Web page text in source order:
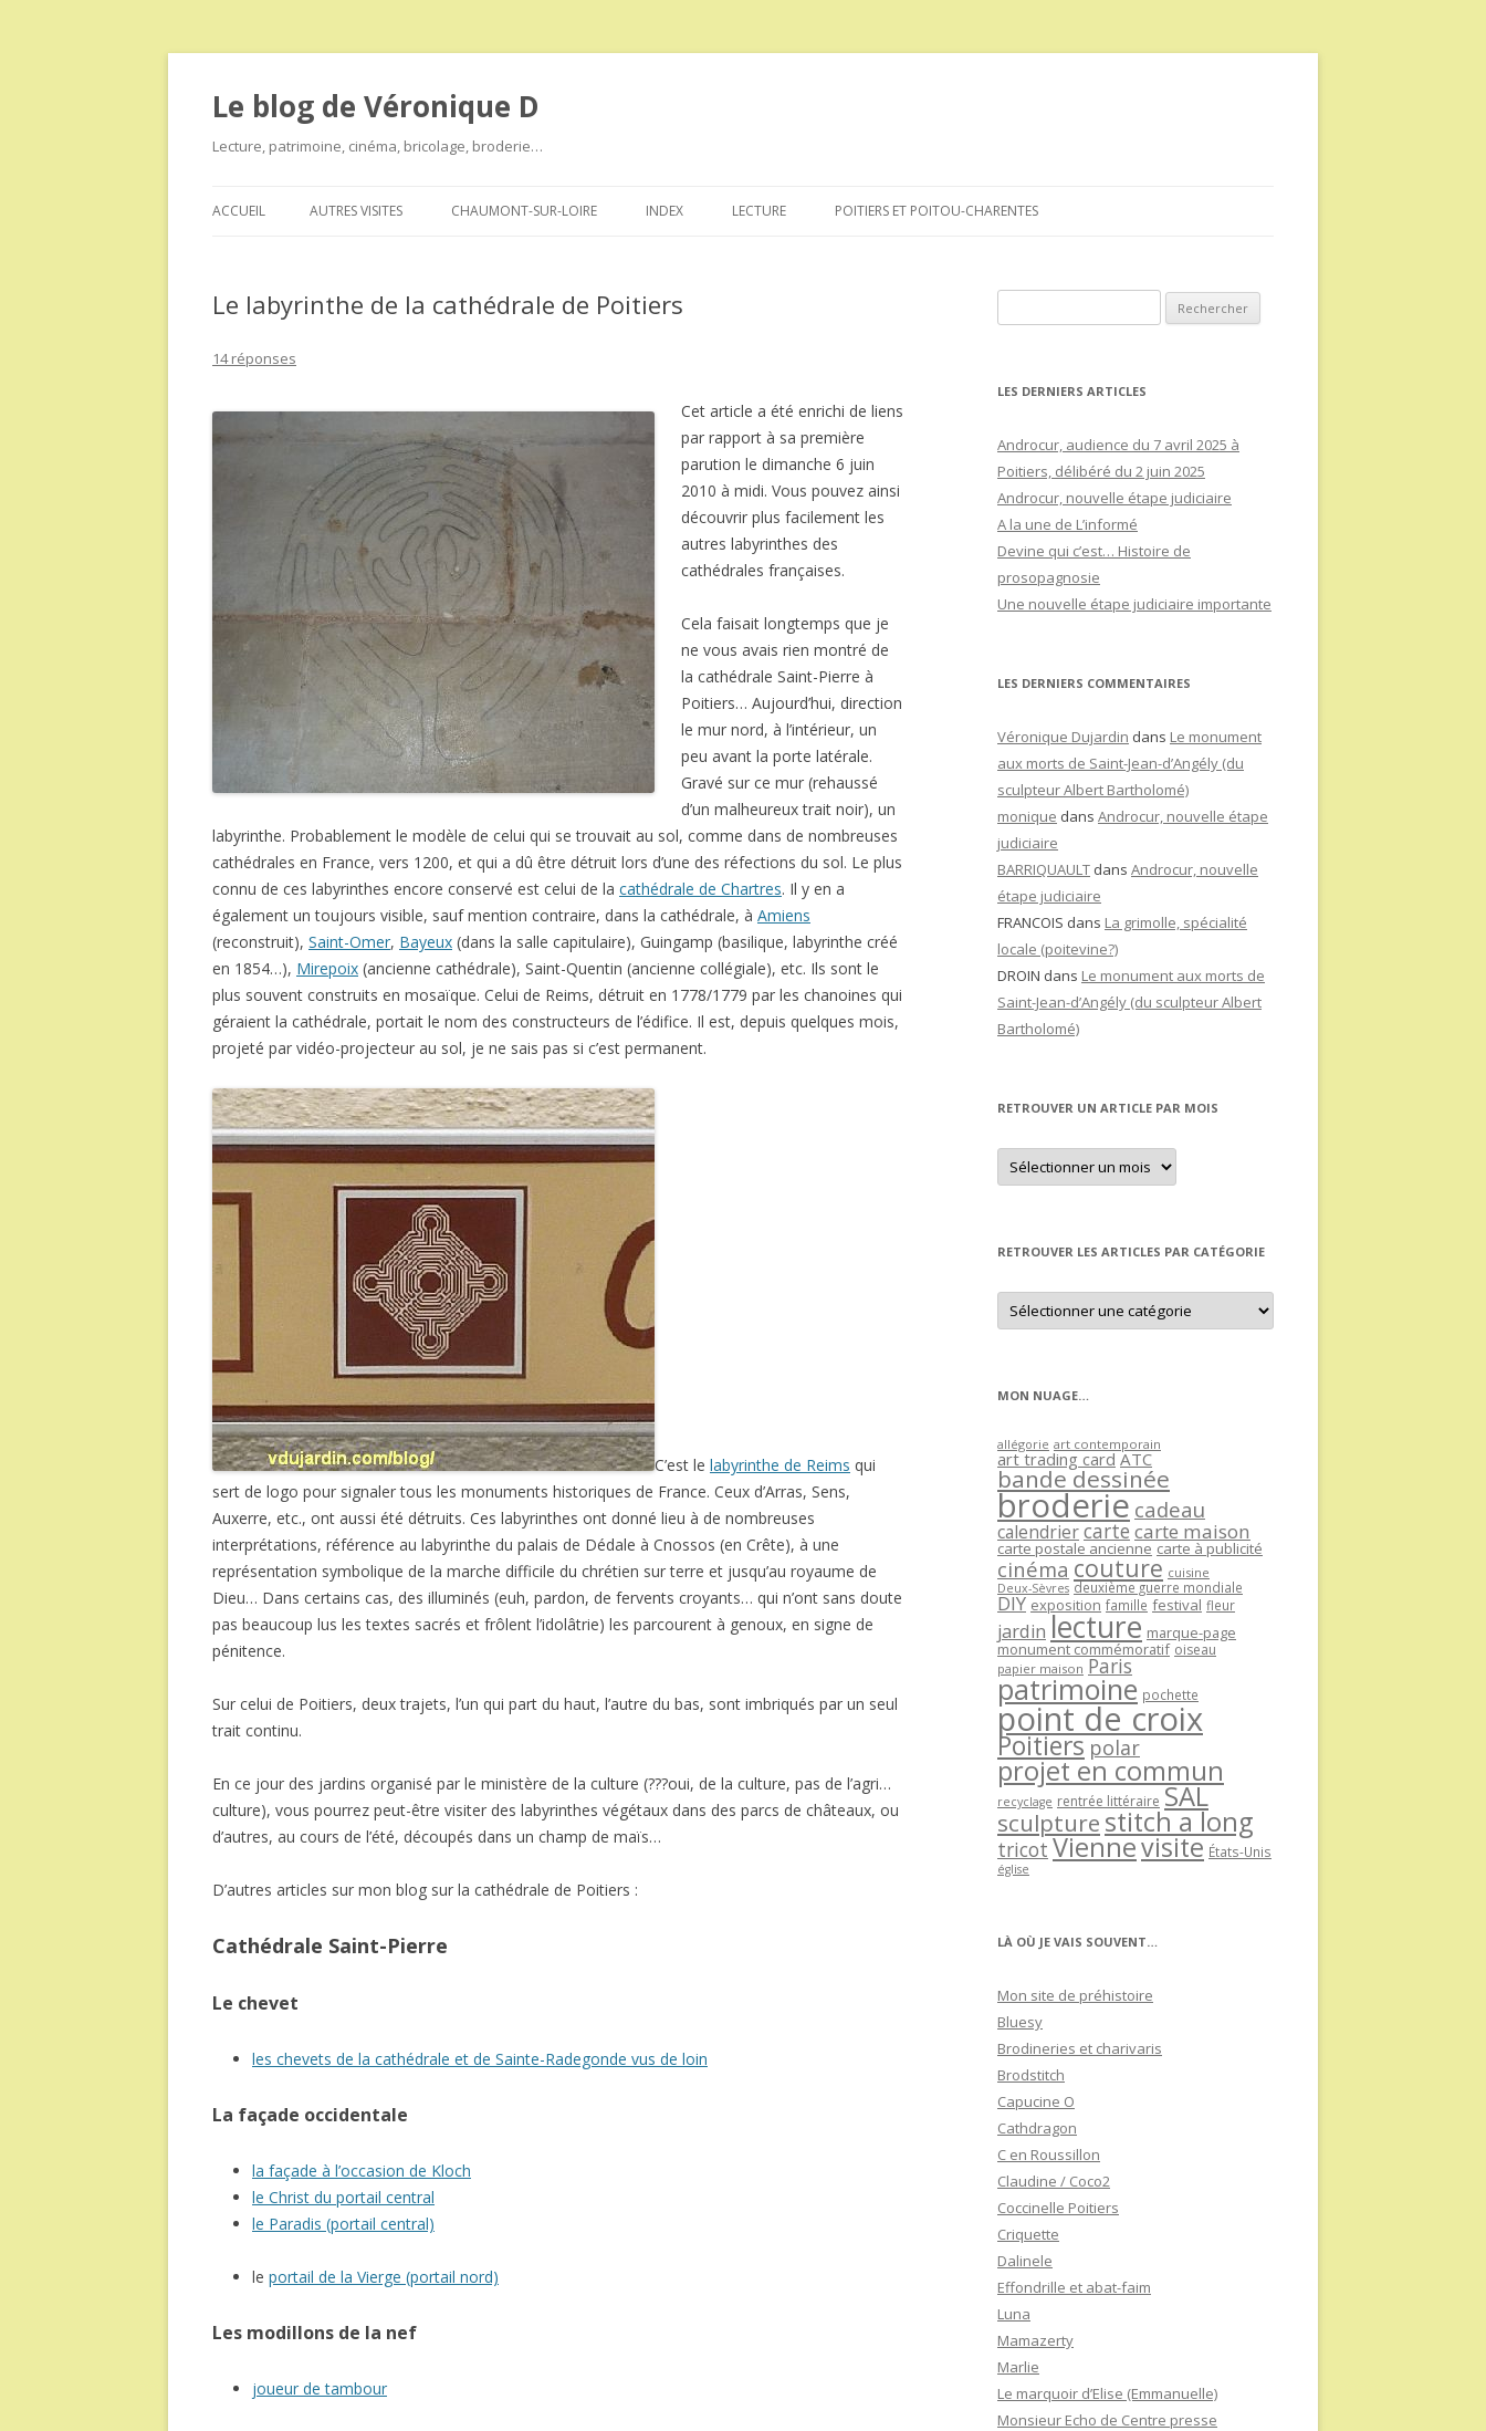
Le blog de Véronique D
Lecture, patrimoine, cinéma, bricolage, broderie…
au
ACCUEIL AUTRES VISITES CHAUMONT-SUR-LOIRE INDEX LECTURE POITIERS ET POITOU-CHARENTES
Le labyrinthe de la cathédrale de Poitiers
14 réponses
Cet article a été enrichi de liens
par rapport à sa première
parution le dimanche 6 juin
2010 à midi. Vous pouvez ainsi
découvrir plus facilement les
autres labyrinthes des
cathédrales françaises.
Cela faisait longtemps que je
ne vous avais rien montré de
la cathédrale Saint-Pierre à
Poitiers… Aujourd’hui, direction
le mur nord, à l’intérieur, un
peu avant la porte latérale.
Gravé sur ce mur (rehaussé
d’un malheureux trait noir), un
labyrinthe. Probablement le modèle de celui qui se trouvait au sol, comme dans de nombreuses
cathédrales en France, vers 1200, et qui a dû être détruit lors d’une des réfections du sol. Le plus
connu de ces labyrinthes encore conservé est celui de la cathédrale de Chartres. Il y en a
également un toujours visible, sauf mention contraire, dans la cathédrale, à Amiens
(reconstruit), Saint-Omer, Bayeux (dans la salle capitulaire), Guingamp (basilique, labyrinthe créé
en 1854…), Mirepoix (ancienne cathédrale), Saint-Quentin (ancienne collégiale), etc. Ils sont le
plus souvent construits en mosaïque. Celui de Reims, détruit en 1778/1779 par les chanoines qui
géraient la cathédrale, portait le nom des constructeurs de l’édifice. Il est, depuis quelques mois,
projeté par vidéo-projecteur au sol, je ne sais pas si c’est permanent.
C’est le labyrinthe de Reims qui
sert de logo pour signaler tous les monuments historiques de France. Ceux d’Arras, Sens,
Auxerre, etc., ont aussi été détruits. Ces labyrinthes ont donné lieu à de nombreuses
interprétations, référence au labyrinthe du palais de Dédale à Cnossos (en Crête), à une
représentation symbolique de la marche difficile du chrétien sur terre et jusqu’au royaume de
Dieu… Dans certains cas, des illuminés (euh, pardon, de fervents croyants… qui n’ont sans doute
pas beaucoup lus les textes sacrés et frôlent l’idolâtrie) les parcourent à genoux, en signe de
pénitence.
Sur celui de Poitiers, deux trajets, l’un qui part du haut, l’autre du bas, sont imbriqués par un seul
trait continu.
En ce jour des jardins organisé par le ministère de la culture (???oui, de la culture, pas de l’agri…
culture), vous pourrez peut-être visiter des labyrinthes végétaux dans des parcs de châteaux, ou
d’autres, au cours de l’été, découpés dans un champ de maïs…
D’autres articles sur mon blog sur la cathédrale de Poitiers :
Cathédrale Saint-Pierre
Le chevet
les chevets de la cathédrale et de Sainte-Radegonde vus de loin
La façade occidentale
la façade à l’occasion de Kloch
le Christ du portail central
le Paradis (portail central)
le portail de la Vierge (portail nord)
Les modillons de la nef
joueur de tambour
LES DERNIERS ARTICLES
Androcur, audience du 7 avril 2025 à
Poitiers, délibéré du 2 juin 2025
Androcur, nouvelle étape judiciaire
A la une de L’informé
Devine qui c’est… Histoire de
prosopagnosie
Une nouvelle étape judiciaire importante
LES DERNIERS COMMENTAIRES
Véronique Dujardin dans Le monument
aux morts de Saint-Jean-d’Angély (du
sculpteur Albert Bartholomé)
monique dans Androcur, nouvelle étape
judiciaire
BARRIQUAULT dans Androcur, nouvelle
étape judiciaire
FRANCOIS dans La grimolle, spécialité
locale (poitevine?)
DROIN dans Le monument aux morts de
Saint-Jean-d’Angély (du sculpteur Albert
Bartholomé)
RETROUVER UN ARTICLE PAR MOIS
Retrouver
un
article
RETROUVER LES ARTICLES PAR CATÉGORIE
Retrouver
les
articles
MON NUAGE…
allégorie art contemporain
art trading card ATC
bande dessinée
broderie cadeau
calendriercartecarte maison
carte postale ancienne carte à publicité
cinéma couture cuisine
Deux-Sèvres deuxième guerre mondiale
DIY exposition famille festival fleur
jardin lecture marque-page
monument commémoratif oiseau
papier maison Paris
patrimoine pochette
point de croix
Poitiers polar
projet en commun
recyclage rentrée littéraire SAL
sculpture stitch a long
tricot Viennevisite États-Unis
église
LÀ OÙ JE VAIS SOUVENT…
Mon site de préhistoire
Bluesy
Brodineries et charivaris
Brodstitch
Capucine O
Cathdragon
C en Roussillon
Claudine / Coco2
Coccinelle Poitiers
Criquette
Dalinele
Effondrille et abat-faim
Luna
Mamazerty
Marlie
Le marquoir d’Elise (Emmanuelle)
Monsieur Echo de Centre presse